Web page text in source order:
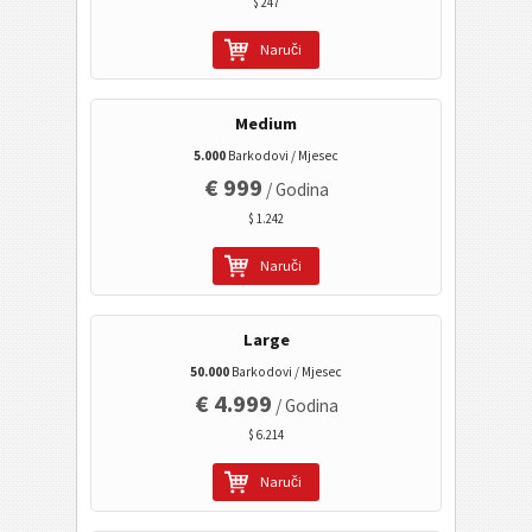
ISBN kod
Vizitka karta
Kalendarni kodovi
Wi-Fi bar kod
Naruči
Medium
5.000 Barkodovi / Mjesec
€ 999 / Godina
$ 1.242
Naruči
Large
50.000 Barkodovi / Mjesec
€ 4.999 / Godina
$ 6.214
Naruči